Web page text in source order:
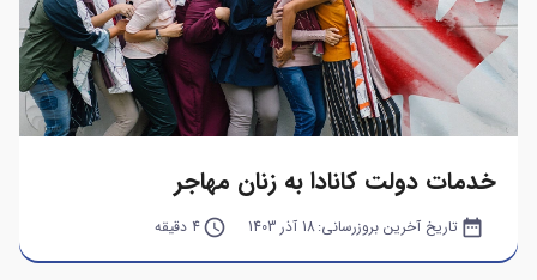
خدمات دولت کانادا به زنان مهاجر
date_range تاریخ آخرین بروزرسانی:18 آذر 1403 query_builder4 دقیقه